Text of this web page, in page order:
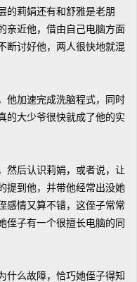
的莉娟还有和舒雅是老朋
亲近他，借由自己电脑方面
断讨好他，两人很快地就混
加速完成洗脑程式，同时
的大少爷很快就成了他的实
后认识莉娟，或者说，让
提到他，并带他经常出没她
感情又算不错，这侄子常常
侄子有一个很擅长电脑的同
么故障，恰巧她侄子得知